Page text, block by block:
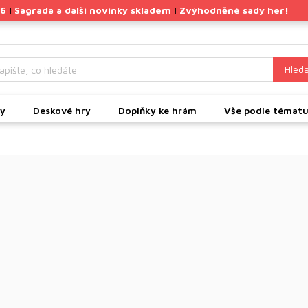
| Sagrada a další novinky skladem | Zvýhodněné sady her!
Deskové hry Doplňky ke hrám Vše podle tématu